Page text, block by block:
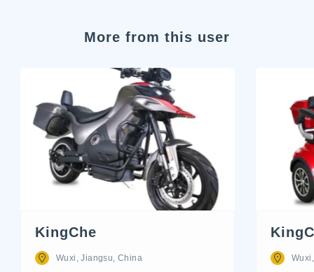
More from this user
KingChe
Wuxi, Jiangsu, China